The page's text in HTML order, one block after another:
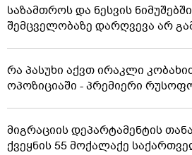
საზამთროს და ნესვის
შემცველობაზე დარღვევა არ
რა პასუხი აქვთ ირაკლი
ოპოზიციაში - პრემიერი
მიგრაციის დეპარტამენტის
ქვეყნის 55 მოქალაქე